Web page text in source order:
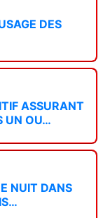
DES
ASSURANT
UN OU…
NUIT DANS